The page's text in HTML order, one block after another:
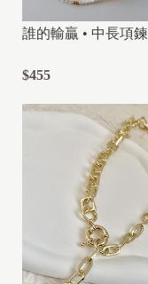
誰的輸贏 • 中長項鍊
$455